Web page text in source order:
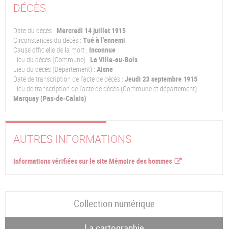
DÉCÈS
Date du décès : Mercredi 14 juillet 1915
Circonstances du décès : Tué à l'ennemi
Cause officielle de la mort : Inconnue
Lieu du décès (Commune) : La Ville-au-Bois
Lieu du décès (Département) : Aisne
Date de transcription de l'acte de décès : Jeudi 23 septembre 1915
Lieu de transcription de l'acte de décés (Commune et département) :
Marquay (Pas-de-Calais)
AUTRES INFORMATIONS
Informations vérifiées sur le site Mémoire des hommes
Collection numérique